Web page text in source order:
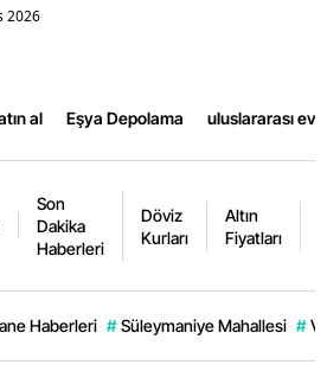
2026
al Eşya Depolama uluslararası
Son
Dakika
Haberleri
Döviz
Kurları
Altın
Fiyatları
Haberleri # Süleymaniye Mahallesi #